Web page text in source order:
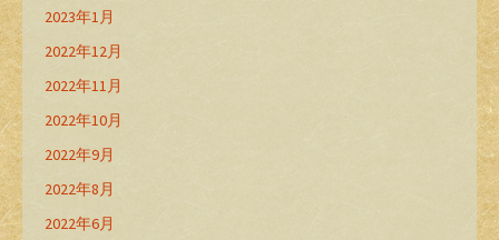
2023年1月
2022年12月
2022年11月
2022年10月
2022年9月
2022年8月
2022年6月